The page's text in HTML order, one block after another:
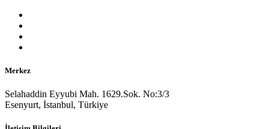
Merkez
Selahaddin Eyyubi Mah. 1629.Sok. No:3/3
Esenyurt, İstanbul, Türkiye